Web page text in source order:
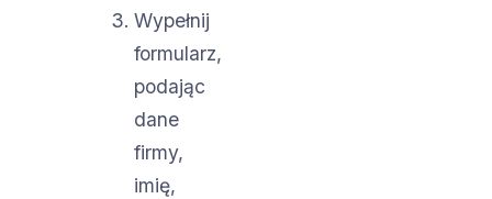
Wypełnij
formularz,
podając
dane
firmy,
imię,